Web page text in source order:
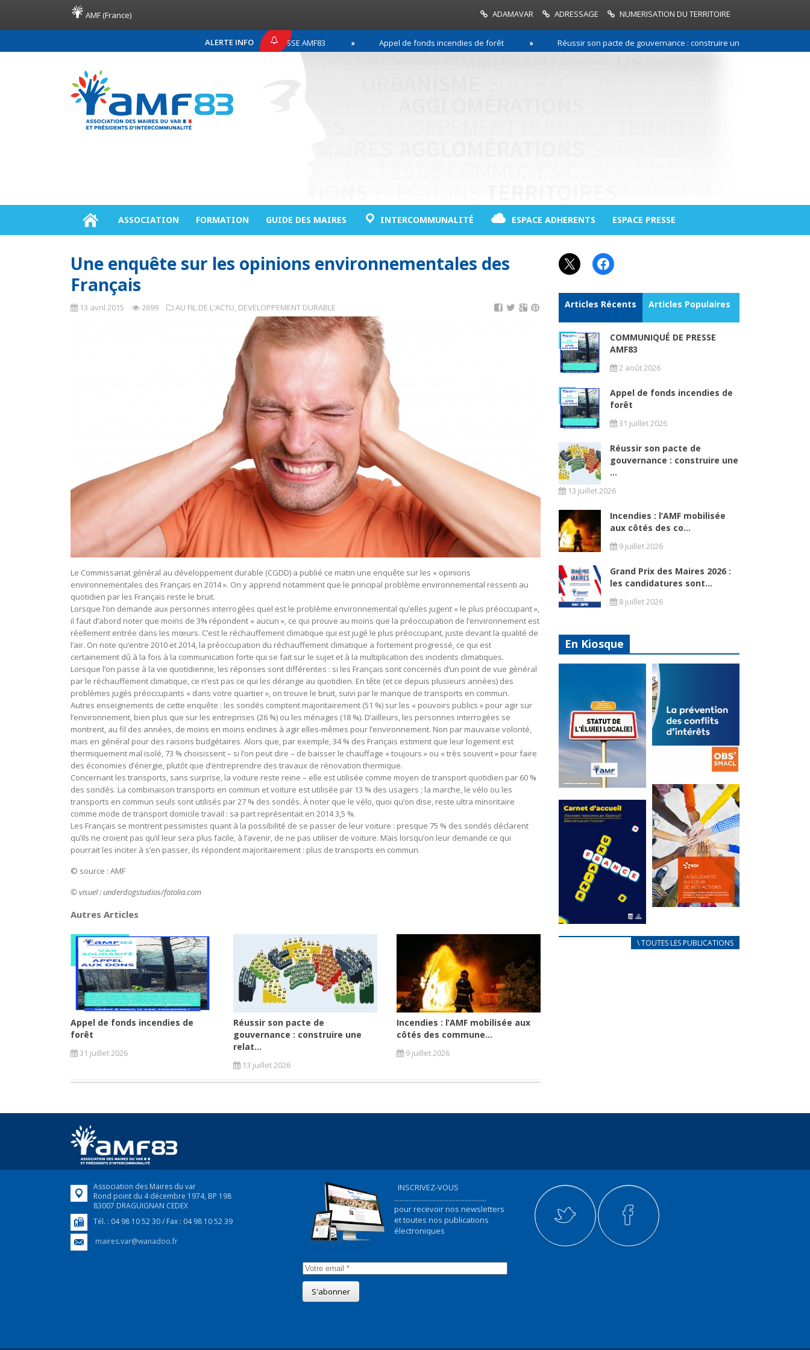
AMF (France) ADAMAVAR ADRESSAGE NUMERISATION DU TERRITOIRE
ALERTE INFO
COMMUNIQUÉ DE PRESSE AMF83 Appel de fonds incendies de forêt Réussir son pacte de gouvernance : construire une relation de
ASSOCIATION FORMATION GUIDE DES MAIRES INTERCOMMUNALITÉ ESPACE ADHERENTS ESPACE PRESSE
Une enquête sur les opinions environnementales des
Français
13 avril 2015 2699 AU FIL DE L'ACTU, DEVELOPPEMENT DURABLE
Le Commissariat général au développement durable (CGDD) a publié ce matin une enquête sur les « opinions
environnementales des Français en 2014 ». On y apprend notamment que le principal problème environnemental ressenti au
quotidien par les Français reste le bruit.
Lorsque l’on demande aux personnes interrogées quel est le problème environnemental qu’elles jugent « le plus préoccupant »,
il faut d’abord noter que moins de 3% répondent « aucun », ce qui prouve au moins que la préoccupation de l’environnement est
réellement entrée dans les mœurs. C’est le réchauffement climatique qui est jugé le plus préoccupant, juste devant la qualité de
l’air. On note qu’entre 2010 et 2014, la préoccupation du réchauffement climatique a fortement progressé, ce qui est
certainement dû à la fois à la communication forte qui se fait sur le sujet et à la multiplication des incidents climatiques.
Lorsque l’on passe à la vie quotidienne, les réponses sont différentes : si les Français sont concernés d’un point de vue général
par le réchauffement climatique, ce n’est pas ce qui les dérange au quotidien. En tête (et ce depuis plusieurs années) des
problèmes jugés préoccupants « dans votre quartier », on trouve le bruit, suivi par le manque de transports en commun.
Autres enseignements de cette enquête : les sondés comptent majoritairement (51 %) sur les « pouvoirs publics » pour agir sur
l’environnement, bien plus que sur les entreprises (26 %) ou les ménages (18 %). D’ailleurs, les personnes interrogées se
montrent, au fil des années, de moins en moins enclines à agir elles-mêmes pour l’environnement. Non par mauvaise volonté,
mais en général pour des raisons budgétaires. Alors que, par exemple, 34 % des Français estiment que leur logement est
thermiquement mal isolé, 73 % choisissent – si l’on peut dire – de baisser le chauffage « toujours » ou « très souvent » pour faire
des économies d’énergie, plutôt que d’entreprendre des travaux de rénovation thermique.
Concernant les transports, sans surprise, la voiture reste reine – elle est utilisée comme moyen de transport quotidien par 60 %
des sondés. La combinaison transports en commun et voiture est utilisée par 13 % des usagers ; la marche, le vélo ou les
transports en commun seuls sont utilisés par 27 % des sondés. À noter que le vélo, quoi qu’on dise, reste ultra minoritaire
comme mode de transport domicile travail : sa part représentait en 2014 3,5 %.
Les Français se montrent pessimistes quant à la possibilité de se passer de leur voiture : presque 75 % des sondés déclarent
qu’ils ne croient pas qu’il leur sera plus facile, à l’avenir, de ne pas utiliser de voiture. Mais lorsqu’on leur demande ce qui
pourrait les inciter à s’en passer, ils répondent majoritairement : plus de transports en commun.
© source : AMF
© visuel : underdogstudios/fotolia.com
Autres Articles
Appel de fonds incendies de
forêt
31 juillet 2026
Réussir son pacte de
gouvernance : construire une
relat...
13 juillet 2026
Incendies : l’AMF mobilisée aux
côtés des commune...
9 juillet 2026
X Facebook
Articles Récents Articles Populaires
COMMUNIQUÉ DE PRESSE
AMF83
2 août 2026
Appel de fonds incendies de
forêt
31 juillet 2026
Réussir son pacte de
gouvernance : construire une
...
13 juillet 2026
Incendies : l’AMF mobilisée
aux côtés des co...
9 juillet 2026
Grand Prix des Maires 2026 :
les candidatures sont...
8 juillet 2026
En Kiosque
Statut de
l’élu local
Mise à jour avril
2024
FEUILLETER
La
prévention
des conflits
d’intérêts
18 septembre 2023
FEUILLETER
au coeur de
nos actions
\ TOUTES LES PUBLICATIONS
Association des Maires du var
Rond point du 4 décembre 1974, BP 198
83007 DRAGUIGNAN CEDEX
Tél. : 04 98 10 52 30 / Fax : 04 98 10 52 39
maires.var@wanadoo.fr
INSCRIVEZ-VOUS
...................................................
pour recevoir nos newsletters
et toutes nos publications
électroniques